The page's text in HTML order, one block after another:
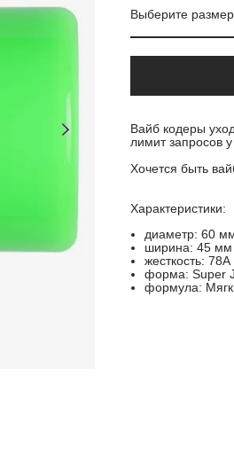
Выберите размер
Вайб кодеры
лимит запросов
Хочется быть
Характеристики:
диаметр: 60
ширина: 45 мм
жесткость: 78А
форма: Super
формула: